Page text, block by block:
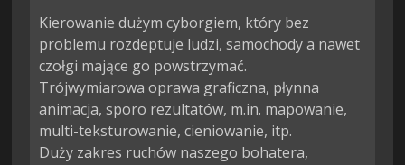
Kierowanie dużym cyborgiem, który bez
problemu rozdeptuje ludzi, samochody a nawet
czołgi mające go powstrzymać.
Trójwymiarowa oprawa graficzna, płynna
animacja, sporo rezultatów, m.in. mapowanie,
multi-teksturowanie, cieniowanie, itp.
Duży zakres ruchów naszego bohatera,